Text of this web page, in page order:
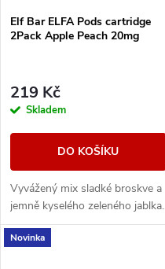
Elf Bar ELFA Pods cartridge
2Pack Apple Peach 20mg
219 Kč
Skladem
DO KOŠÍKU
Vyvážený mix sladké broskve a
jemně kyselého zeleného jablka.
Novinka